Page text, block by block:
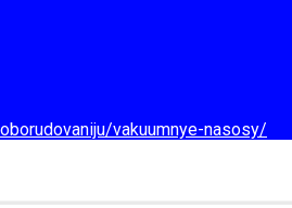
vakuumnye-nasosy/